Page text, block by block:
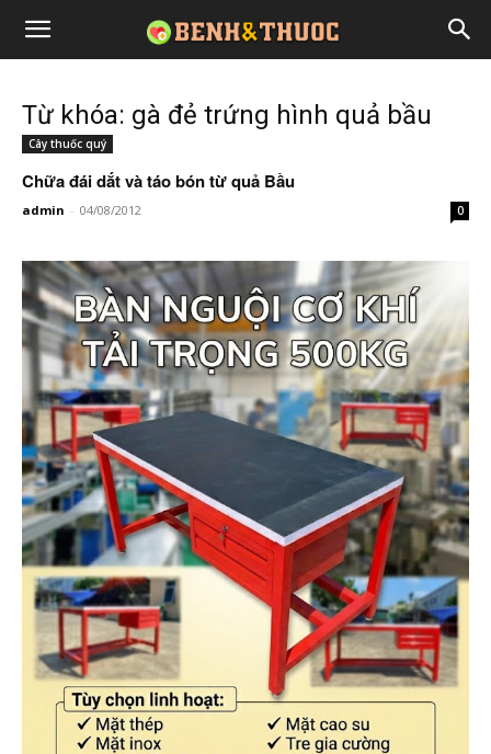
Từ khóa: gà đẻ trứng hình quả bầu
Cây thuốc quý
Chữa đái dắt và táo bón từ quả Bầu
admin - 04/08/2012 0